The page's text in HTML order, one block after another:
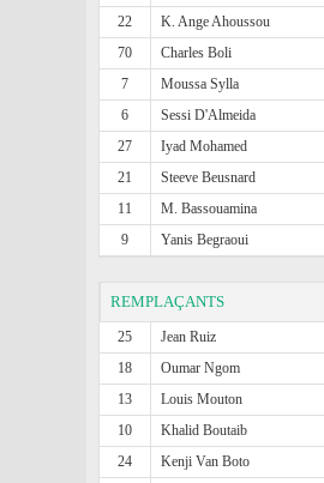
22
K. Ange Ahoussou
70
Charles Boli
7
Moussa Sylla
6
Sessi D'Almeida
27
Iyad Mohamed
21
Steeve Beusnard
11
M. Bassouamina
9
Yanis Begraoui
REMPLAÇANTS
25 Jean Ruiz
18
Oumar Ngom
13
Louis Mouton
10
Khalid Boutaib
24
Kenji Van Boto